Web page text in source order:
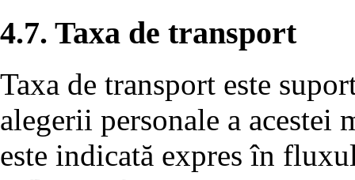
4.7. Taxa de transport
Taxa de transport este
alegerii personale a
este indicată expres în